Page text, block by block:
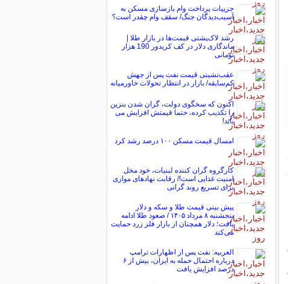
جزییات پرداخت وام بازسازی مسکن به
آسیب‌دیدگان جنگ/ سقف وام چقدر است؟
رشد لاک‌پشتی قیمت‌ها در بازار طلا |
ماندگاری دلار در کف کریدور 190 هزار
تومانی
عقب‌نشینی قیمت نفت پس از جهش
کم‌سابقه/ بازار در انتظار تحولات خاورمیانه
اکنون که سخگوی دولت، گران شدن بنزین
را تکذیب کرده، حتما قیمتش افزایش می
یابد!
امسال قیمت مسکن ۱۰۰ درصد رشد کرد
کارگروه گران کننده لبنیات، خود مخل
امنیت غذایی است!/ رقابت نهاد‌های موازی
برای تسریع روند گرانی
پیش ‌بینی قیمت طلا و سکه و دلار
پنجشنبه ۸ مرداد ۱۴۰۵ / صعود طلا ادامه
یافت؛ دلار همچنان از بازار فلز زرد حمایت
می‌کند
العربیه: نفت پس از اظهارات ترامپ
درباره احتمال حمله به ایران، بیش از ۶
درصد افزایش یافت